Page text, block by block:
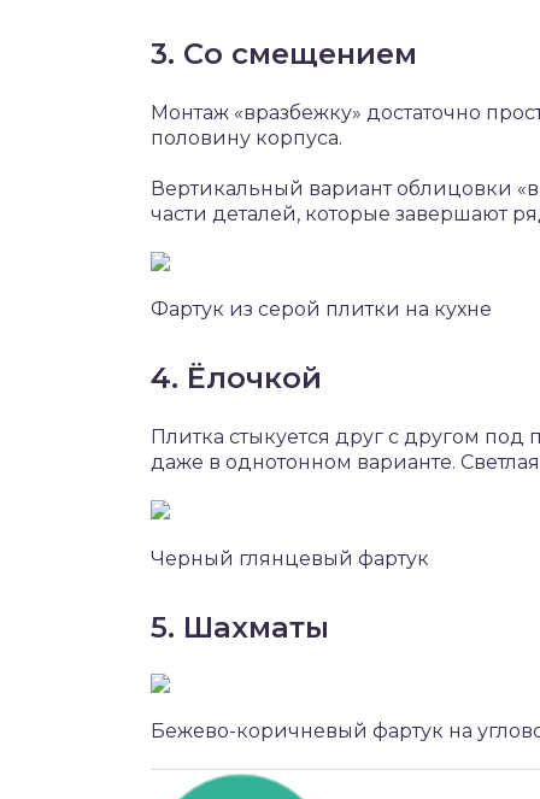
3. Со смещением
Монтаж «вразбежку» достаточно
половину корпуса.
Вертикальный вариант облицовки
части деталей, которые завершают
Фартук из серой плитки на кухне
4. Ёлочкой
Плитка стыкуется друг с другом
даже в однотонном варианте.
Черный глянцевый фартук
5. Шахматы
Бежево-коричневый фартук на